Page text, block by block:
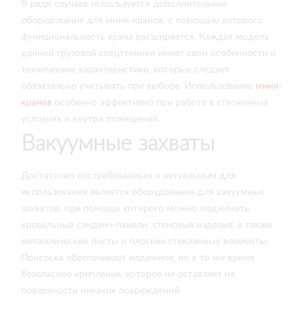
В ряде случаев используется дополнительное
оборудование для мини-кранов, с помощью которого
функциональность крана расширяется. Каждая модель
данной грузовой спецтехники имеет свои особенности и
технические характеристики, которые следует
обязательно учитывать при выборе. Использование мини-
кранов особенно эффективно при работе в стесненных
условиях и внутри помещений.
Вакуумные захваты
Достаточно востребованным и актуальным для
использования является оборудование для вакуумных
захватов, при помощи которого можно поднимать
кровельные сэндвич-панели, стеновые изделия, а также
металлические листы и плоские стеклянные элементы.
Присоска обеспечивает надежное, но в то же время
безопасное крепление, которое не оставляет на
поверхности никаких повреждений.